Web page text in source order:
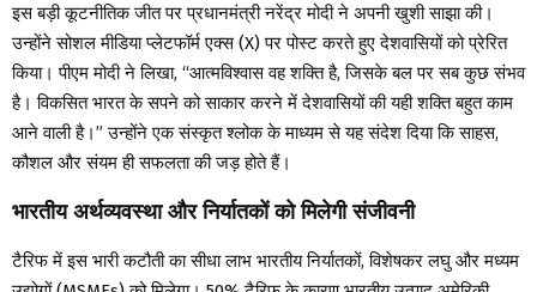
इस बड़ी कूटनीतिक जीत पर प्रधानमंत्री नरेंद्र मोदी ने अपनी खुशी साझा की।
उन्होंने सोशल मीडिया प्लेटफॉर्म एक्स (X) पर पोस्ट करते हुए देशवासियों को प्रेरित
किया। पीएम मोदी ने लिखा, “आत्मविश्वास वह शक्ति है, जिसके बल पर सब कुछ संभव
है। विकसित भारत के सपने को साकार करने में देशवासियों की यही शक्ति बहुत काम
आने वाली है।” उन्होंने एक संस्कृत श्लोक के माध्यम से यह संदेश दिया कि साहस,
कौशल और संयम ही सफलता की जड़ होते हैं।
भारतीय अर्थव्यवस्था और निर्यातकों को मिलेगी संजीवनी
टैरिफ में इस भारी कटौती का सीधा लाभ भारतीय निर्यातकों, विशेषकर लघु और मध्यम